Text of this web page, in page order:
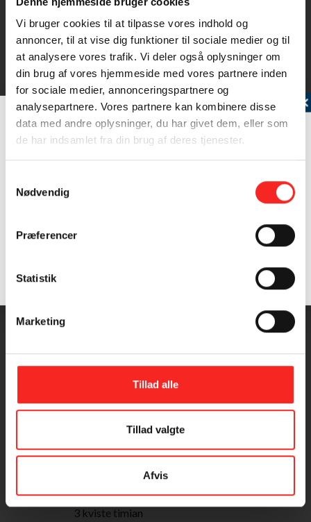
Vi bruger cookies til at tilpasse vores indhold og
annoncer, til at vise dig funktioner til sociale medier og til
at analysere vores trafik. Vi deler også oplysninger om
din brug af vores hjemmeside med vores partnere inden
for sociale medier, annonceringspartnere og
analysepartnere. Vores partnere kan kombinere disse
data med andre oplysninger, du har givet dem, eller som
de har indsamlet fra din brug af deres tjenester.
Nødvendig
Præferencer
Statistik
Marketing
Tillad alle
Tillad valgte
Afvis
Brugt i denne ret
Blåmuslingen er omgivet af to symmetriske, ovale,
Læs mere
500 g. jordskokker
1 bakke friske muslinger
1/2 løg
2 spsk. olivenolie
3 kviste timian
Tilmeld dig vores nyhedsbrev